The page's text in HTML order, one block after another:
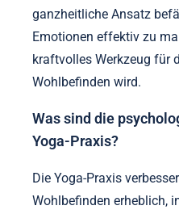
ganzheitliche Ansatz
Emotionen effektiv zu
kraftvolles Werkzeug für
Wohlbefinden wird.
Was sind die
Yoga-Praxis?
Die Yoga-Praxis
Wohlbefinden erheblich,